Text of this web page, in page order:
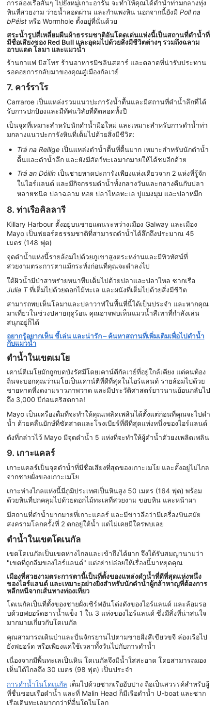
การล่องเรือสั้นๆ ไปยังหมู่เกาะอารัน จะทำให้คุณได้ดำน้ำท่ามกลางทุ่ง
หินที่สวยงาม ว่ายน้ำลอดผ่าน และกำแพงหิน นอกจากนี้ยังมี Poll na
bPéist หรือ Wormhole ตั้งอยู่ที่นั่นด้วย
สระน้ำรูปสี่เหลี่ยมผืนผ้าธรรมชาติอันโดดเด่นแห่งนี้เป็นสถานที่ดำน้ำที่
มีชื่อเสียงของ Red Bull และอุดมไปด้วยสิ่งมีชีวิตต่างๆ รวมถึงฉลาม
อาบแดด โลมา และแมวน้ำ
ร้านกาแฟ บิสโทร ร้านอาหารมิชลินสตาร์ และตลาดที่น่ารับประทาน
รอคอยการกลับมาของคุณสู่เมืองกัลเวย์
7. คาร์ราโร
Carraroe เป็นแหล่งรวมแนวปะการังน้ำตื้นและมีสถานที่ดำน้ำลึกที่ได้
รับการปกป้องและมีทัศนวิสัยที่ดีตลอดทั้งปี
เป็นจุดที่เหมาะสำหรับนักดำน้ำมือใหม่ และเหมาะสำหรับการดำน้ำท่า
มกลางแนวปะการังหินที่เต็มไปด้วยสิ่งมีชีวิต:
Trá na Reilige เป็นแหล่งดำน้ำตื้นที่ตื้นมาก เหมาะสำหรับนักดำน้ำ
ตื้นและดำน้ำลึก และยังมีสัตว์ทะเลมากมายให้ได้ชมอีกด้วย
Trá an Dóilín เป็นชายหาดปะการังเพียงแห่งเดียวจาก 2 แห่งที่รู้จัก
ในไอร์แลนด์ และมีกิจกรรมดำน้ำทั้งกลางวันและกลางคืนกับปลา
หลายชนิด ปลาฉลาม หอย ปลาไหลทะเล ปูแมงมุม และปลาหมึก
8. ท่าเรือคิลลารี
Killary Harbour ตั้งอยู่บนชายแดนระหว่างเมือง Galway และเมือง
Mayo เป็นฟยอร์ดธรรมชาติที่สามารถดำน้ำได้ลึกถึงประมาณ 45
เมตร (148 ฟุต)
จุดดำน้ำแห่งนี้รายล้อมไปด้วยภูเขาสูงตระหง่านและมีทิวทัศน์ที่
สวยงามตระการตาแม้กระทั่งก่อนที่คุณจะดำลงไป
ใต้ผิวน้ำมีป่าสาหร่ายหนาทึบเต็มไปด้วยปลาและปลาไหล ซากเรือ
Julia Tที่เต็มไปด้วยดอกไม้ทะเล และผนังที่เต็มไปด้วยสิ่งมีชีวิต
สามารถพบเห็นโลมาและปลาวาฬในพื้นที่นี้ได้เป็นประจำ และหากคุณ
มาเที่ยวในช่วงปลายฤดูร้อน คุณอาจพบเห็นแมวน้ำสีเทาที่กำลังเล่น
สนุกอยู่ก็ได้
อยากรู้อยากเห็น ขี้เล่น และน่ารัก – ค้นหาสถานที่เพิ่มเติมเพื่อไปดำน้ำ
กับแมวน้ำ
ดำน้ำในเขตเมโย
เคาน์ตีเมโยมักถูกบดบังรัศมีโดยเคาน์ตีกัลเวย์ที่อยู่ใกล้เคียง แต่คนท้อง
ถิ่นจะบอกคุณว่าเมโยเป็นเคาน์ตีที่ดีที่สุดในไอร์แลนด์ รายล้อมไปด้วย
ชายหาดที่งดงามราวภาพวาด และมีประวัติศาสตร์ยาวนานย้อนกลับไป
ถึง 3,000 ปีก่อนคริสตกาล!
Mayo เป็นเครื่องดื่มที่จะทำให้คุณเพลิดเพลินได้ตั้งแต่ก่อนที่คุณจะไปดำ
น้ำ ด้วยคลื่นยักษ์ที่ซัดสาดและโรงเบียร์ที่ดีที่สุดแห่งหนึ่งของไอร์แลนด์
ดังที่กล่าวไว้ Mayo มีจุดดำน้ำ 5 แห่งที่จะทำให้ผู้ดำน้ำตัวยงเพลิดเพลิน
9. เกาะแคลร์
เกาะแคลร์เป็นจุดดำน้ำที่มีชื่อเสียงที่สุดของเกาะเมโย และตั้งอยู่ไม่ไกล
จากชายฝั่งของเกาะเมโย
เกาะห่างไกลแห่งนี้มีภูมิประเทศเป็นหินสูง 50 เมตร (164 ฟุต) พร้อม
ด้วยหินที่ปกคลุมไปด้วยดอกไม้ทะเลที่สวยงาม ขอบหิน และหน้าผา
มีสถานที่ดำน้ำมากมายที่เกาะแคลร์ และมีข่าวลือว่ามีเครื่องบินสมัย
สงครามโลกครั้งที่ 2 ตกอยู่ใต้น้ำ แต่ไม่เคยมีใครพบเลย
ดำน้ำในเขตโดเนกัล
เขตโดเนกัลเป็นเขตห่างไกลและเข้าถึงได้ยาก จึงได้รับสมญานามว่า
"เขตที่ถูกลืมของไอร์แลนด์" แต่อย่าปล่อยให้เรื่องนี้มาหยุดคุณ
เมืองที่สวยงามตระการตานี้เป็นที่ตั้งของแหล่งดำน้ำที่ดีที่สุดแห่งหนึ่ง
ของไอร์แลนด์ และเหมาะอย่างยิ่งสำหรับนักดำน้ำผู้กล้าหาญที่ต้องการ
หลีกหนีจากเส้นทางท่องเที่ยว
โดเนกัลเป็นที่ตั้งของชายฝั่งเซิร์ฟอันโด่งดังของไอร์แลนด์ และล้อมรอ
บด้วยฟยอร์ดธารน้ำแข็ง 1 ใน 3 แห่งของไอร์แลนด์ ซึ่งมีสิ่งที่น่าสนใจ
มากมายเกี่ยวกับโดเนกัล
คุณสามารถเดินป่าและปั่นจักรยานไปตามชายฝั่งสีเขียวขจี ล่องเรือไป
ยังฟยอร์ด หรือเพียงแค่ใช้เวลาทั้งวันไปกับการดำน้ำ
เนื่องจากมีพื้นทะเลเป็นหิน โดเนกัลจึงมีน้ำใสสะอาด โดยสามารถมอง
เห็นได้ไกลถึง 30 เมตร (98 ฟุต) เป็นประจำ
การดำน้ำในโดเนกัล เต็มไปด้วยซากเรืออับปาง ถือเป็นสวรรค์สำหรับผู้
ที่ชื่นชอบเรือดำน้ำ และที่ Malin Head ก็มีเรือดำน้ำ U-boat และซาก
เรือเดินทะเลมากกว่าที่อื่นใดในโลก